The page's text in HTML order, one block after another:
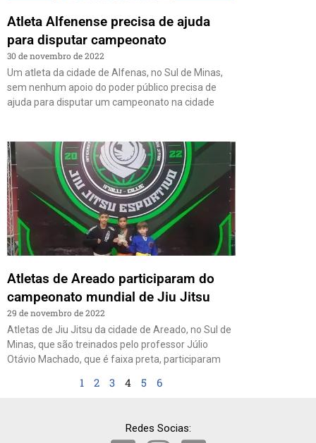
Atleta Alfenense precisa de ajuda
para disputar campeonato
30 de novembro de 2022
Um atleta da cidade de Alfenas, no Sul de Minas,
sem nenhum apoio do poder público precisa de
ajuda para disputar um campeonato na cidade
Atletas de Areado participaram do
campeonato mundial de Jiu Jitsu
29 de novembro de 2022
Atletas de Jiu Jitsu da cidade de Areado, no Sul de
Minas, que são treinados pelo professor Júlio
Otávio Machado, que é faixa preta, participaram
1 2 3 4 5 6
Redes Socias: